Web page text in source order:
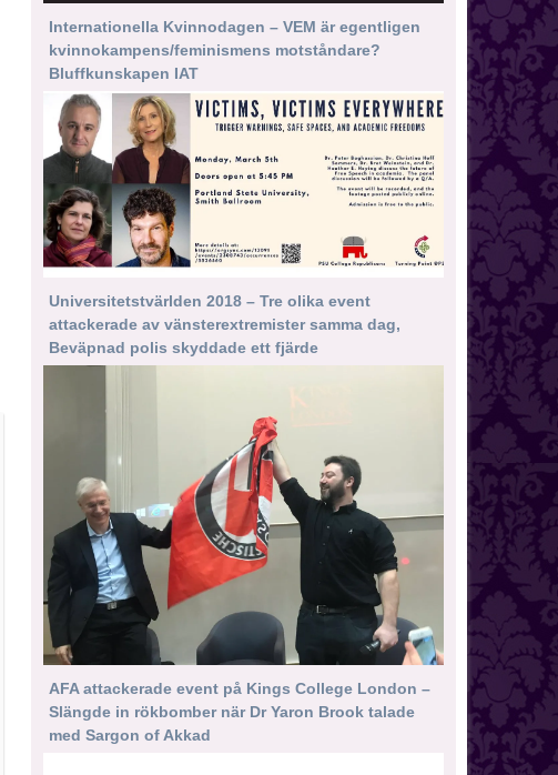
Internationella Kvinnodagen – VEM är egentligen
kvinnokampens/feminismens motståndare?
Bluffkunskapen IAT
Universitetstvärlden 2018 – Tre olika event
attackerade av vänsterextremister samma dag,
Beväpnad polis skyddade ett fjärde
AFA attackerade event på Kings College London –
Slängde in rökbomber när Dr Yaron Brook talade
med Sargon of Akkad